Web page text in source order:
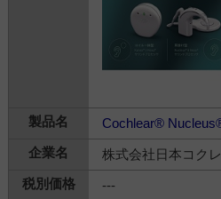
Cochlear®
株式会社日本コク
---